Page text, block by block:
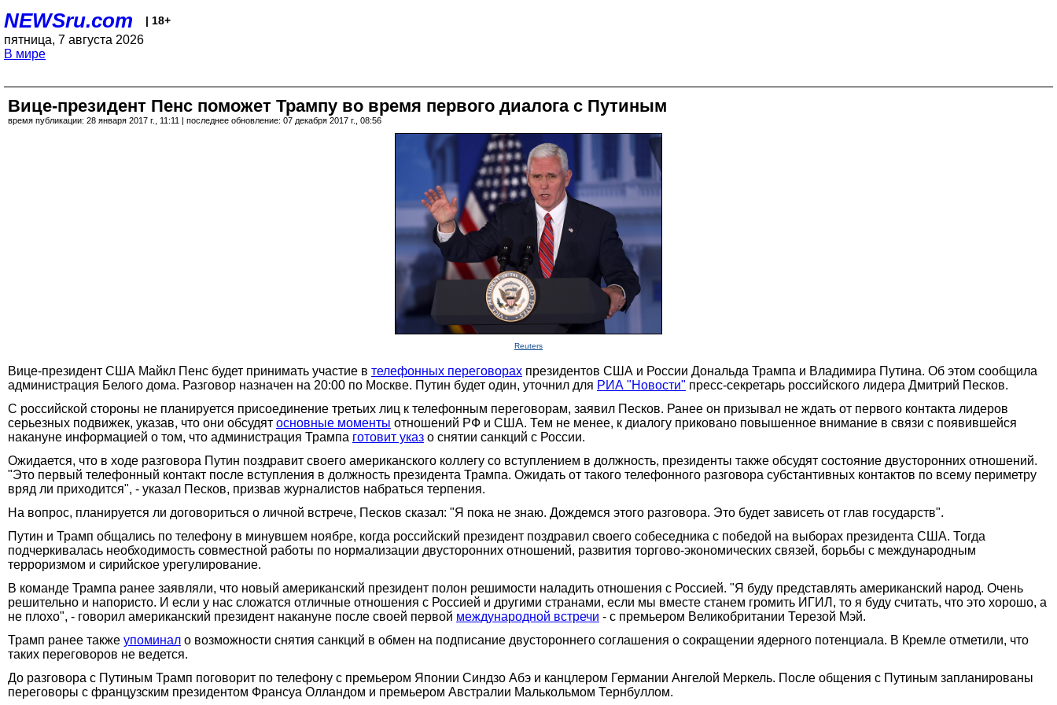
NEWSru.com | 18+
пятница, 7 августа 2026
В мире
Вице-президент Пенс поможет Трампу во время первого диалога с Путиным
время публикации: 28 января 2017 г., 11:11 | последнее обновление: 07 декабря 2017 г., 08:56
Reuters
Вице-президент США Майкл Пенс будет принимать участие в телефонных переговорах президентов США и России Дональда Трампа и Владимира Путина. Об этом сообщила
администрация Белого дома. Разговор назначен на 20:00 по Москве. Путин будет один, уточнил для РИА "Новости" пресс-секретарь российского лидера Дмитрий Песков.
С российской стороны не планируется присоединение третьих лиц к телефонным переговорам, заявил Песков. Ранее он призывал не ждать от первого контакта лидеров
серьезных подвижек, указав, что они обсудят основные моменты отношений РФ и США. Тем не менее, к диалогу приковано повышенное внимание в связи с появившейся
накануне информацией о том, что администрация Трампа готовит указ о снятии санкций с России.
Ожидается, что в ходе разговора Путин поздравит своего американского коллегу со вступлением в должность, президенты также обсудят состояние двусторонних отношений.
"Это первый телефонный контакт после вступления в должность президента Трампа. Ожидать от такого телефонного разговора субстантивных контактов по всему периметру
вряд ли приходится", - указал Песков, призвав журналистов набраться терпения.
На вопрос, планируется ли договориться о личной встрече, Песков сказал: "Я пока не знаю. Дождемся этого разговора. Это будет зависеть от глав государств".
Путин и Трамп общались по телефону в минувшем ноябре, когда российский президент поздравил своего собеседника с победой на выборах президента США. Тогда
подчеркивалась необходимость совместной работы по нормализации двусторонних отношений, развития торгово-экономических связей, борьбы с международным
терроризмом и сирийское урегулирование.
В команде Трампа ранее заявляли, что новый американский президент полон решимости наладить отношения с Россией. "Я буду представлять американский народ. Очень
решительно и напористо. И если у нас сложатся отличные отношения с Россией и другими странами, если мы вместе станем громить ИГИЛ, то я буду считать, что это хорошо, а
не плохо", - говорил американский президент накануне после своей первой международной встречи - с премьером Великобритании Терезой Мэй.
Трамп ранее также упоминал о возможности снятия санкций в обмен на подписание двустороннего соглашения о сокращении ядерного потенциала. В Кремле отметили, что
таких переговоров не ведется.
До разговора с Путиным Трамп поговорит по телефону с премьером Японии Синдзо Абэ и канцлером Германии Ангелой Меркель. После общения с Путиным запланированы
переговоры с французским президентом Франсуа Олландом и премьером Австралии Малькольмом Тернбуллом.